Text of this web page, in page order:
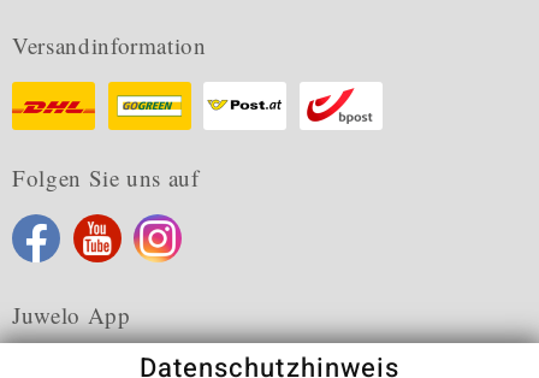
Versandinformation
Folgen Sie uns auf
Juwelo App
Datenschutzhinweis